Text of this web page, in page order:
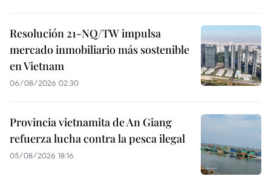
Resolución 21-NQ/TW impulsa
mercado inmobiliario más sostenible
en Vietnam
06/08/2026 02:30
Provincia vietnamita de An Giang
refuerza lucha contra la pesca ilegal
05/08/2026 18:16